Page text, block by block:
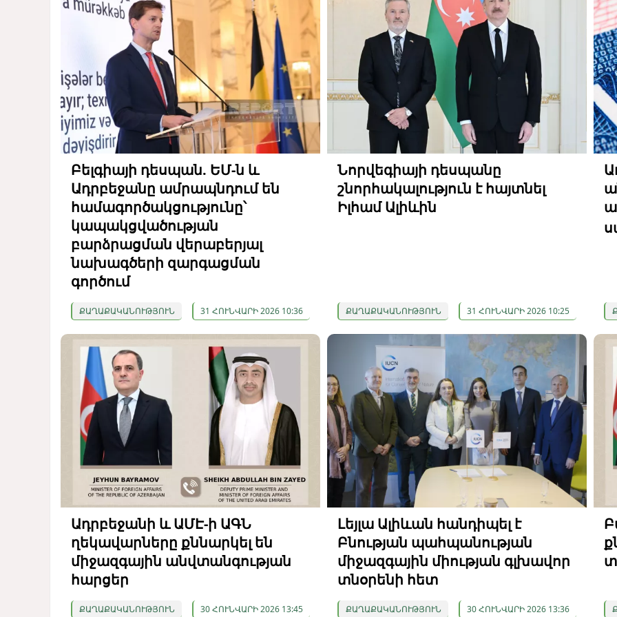
Բելգիայի դեսպան. ԵՄ-ն և
Ադրբեջանը ամրապնդում են
համագործակցությունը՝
կապակցվածության
բարձրացման վերաբերյալ
նախագծերի զարգացման
գործում
ՔԱՂԱՔԱԿԱՆՈՒԹՅՈՒՆ 31 ՀՈՒՆՎԱՐԻ 2026 10:36
Նորվեգիայի դեսպանը
շնորհակալություն է հայտնել
Իլհամ Ալիևին
ՔԱՂԱՔԱԿԱՆՈՒԹՅՈՒՆ 31 ՀՈՒՆՎԱՐԻ 2026 10:25
Ադրբեջանի և ԱՄԷ-ի ԱԳՆ
ղեկավարները քննարկել են
միջազգային անվտանգության
հարցեր
ՔԱՂԱՔԱԿԱՆՈՒԹՅՈՒՆ 30 ՀՈՒՆՎԱՐԻ 2026 13:45
Լեյլա Ալիևան հանդիպել է
Բնության պահպանության
միջազգային միության գլխավոր
տնօրենի հետ
ՔԱՂԱՔԱԿԱՆՈՒԹՅՈՒՆ 30 ՀՈՒՆՎԱՐԻ 2026 13:36